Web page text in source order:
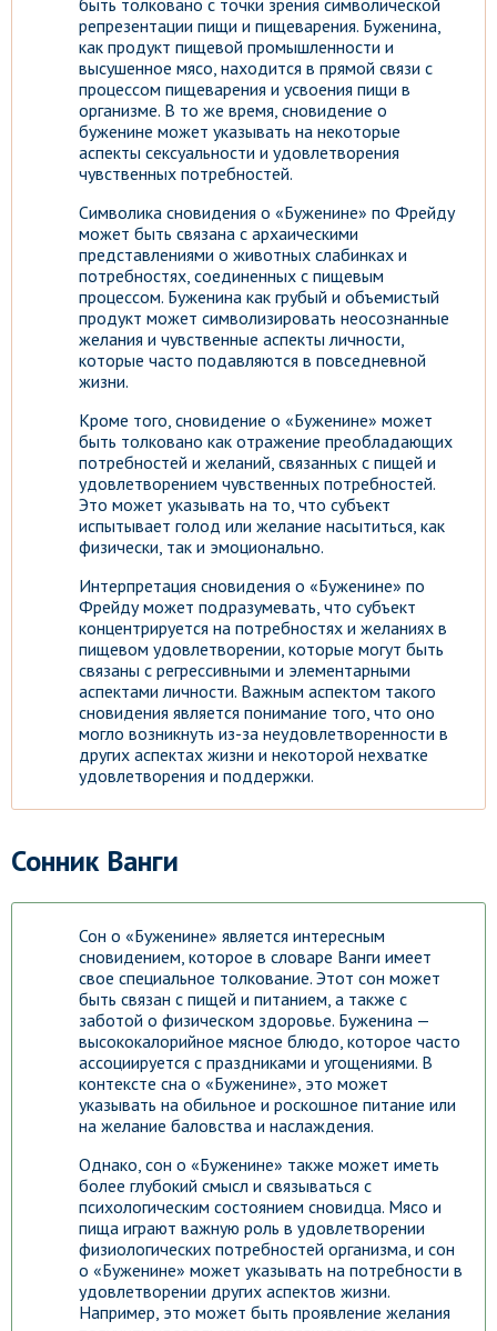
быть толковано с точки зрения символической
репрезентации пищи и пищеварения. Буженина,
как продукт пищевой промышленности и
высушенное мясо, находится в прямой связи с
процессом пищеварения и усвоения пищи в
организме. В то же время, сновидение о
буженине может указывать на некоторые
аспекты сексуальности и удовлетворения
чувственных потребностей.
Символика сновидения о «Буженине» по Фрейду
может быть связана с архаическими
представлениями о животных слабинках и
потребностях, соединенных с пищевым
процессом. Буженина как грубый и объемистый
продукт может символизировать неосознанные
желания и чувственные аспекты личности,
которые часто подавляются в повседневной
жизни.
Кроме того, сновидение о «Буженине» может
быть толковано как отражение преобладающих
потребностей и желаний, связанных с пищей и
удовлетворением чувственных потребностей.
Это может указывать на то, что субъект
испытывает голод или желание насытиться, как
физически, так и эмоционально.
Интерпретация сновидения о «Буженине» по
Фрейду может подразумевать, что субъект
концентрируется на потребностях и желаниях в
пищевом удовлетворении, которые могут быть
связаны с регрессивными и элементарными
аспектами личности. Важным аспектом такого
сновидения является понимание того, что оно
могло возникнуть из-за неудовлетворенности в
других аспектах жизни и некоторой нехватке
удовлетворения и поддержки.
Сонник Ванги
Сон о «Буженине» является интересным
сновидением, которое в словаре Ванги имеет
свое специальное толкование. Этот сон может
быть связан с пищей и питанием, а также с
заботой о физическом здоровье. Буженина —
высококалорийное мясное блюдо, которое часто
ассоциируется с праздниками и угощениями. В
контексте сна о «Буженине», это может
указывать на обильное и роскошное питание или
на желание баловства и наслаждения.
Однако, сон о «Буженине» также может иметь
более глубокий смысл и связываться с
психологическим состоянием сновидца. Мясо и
пища играют важную роль в удовлетворении
физиологических потребностей организма, и сон
о «Буженине» может указывать на потребности в
удовлетворении других аспектов жизни.
Например, это может быть проявление желания